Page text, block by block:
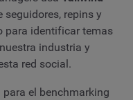
repins y
para identificar temas
industria y
red social.
el benchmarking